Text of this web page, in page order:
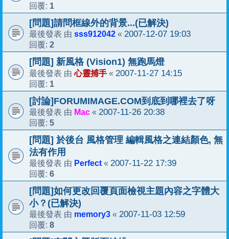
回覆: 1
[問題]請問框線外的背景...(已解決)
最後發表 由 sss912042 « 2007-12-07 19:03
回覆: 2
[問題] 新風格 (Vision1) 無跑馬燈
最後發表 由心靈捕手 « 2007-11-27 14:15
回覆: 1
[討論]FORUMIMAGE.COM到底到哪裡去了呀
最後發表 由 Mac « 2007-11-26 20:38
回覆: 5
[問題] 於後台 風格管理 編輯風格之連結顏色, 無
法有作用
最後發表 由 Perfect « 2007-11-22 17:39
回覆: 6
[問題]如何更改回覆頁面檢視主題內容之字體大
小？(已解決)
最後發表 由 memory3 « 2007-11-03 12:59
回覆: 8